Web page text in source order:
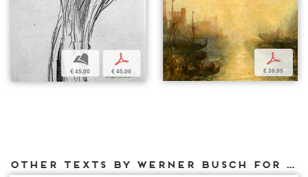
b
€ 45,00
p
€ 45,00
p
€ 39,95
Other texts by Werner Busch for DIAPHANES